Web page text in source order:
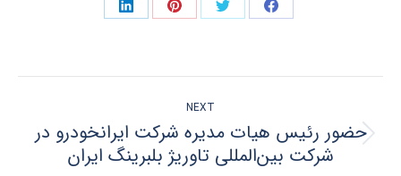
Share
Facebook
Share
Twitter
Share
Pinterest
Share
LinkedIn
POST
NAVIGATION
NEXT
Next
post:
حضور رئیس هیات مدیره شرکت ایرانخودرو در
شرکت بین‌المللی تاوریژ بلبرینگ ایران